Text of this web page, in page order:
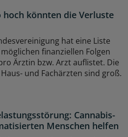
hoch könnten die Verluste
hat eine Liste
finanziellen Folgen
Ärztin bzw. Arzt auflistet. Die
und Fachärzten sind groß.
Cannabis-
Menschen helfen